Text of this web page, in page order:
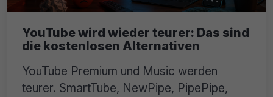
YouTube wird wieder teurer: Das sind
die kostenlosen Alternativen
YouTube Premium und Music werden
teurer. SmartTube, NewPipe, PipePipe,